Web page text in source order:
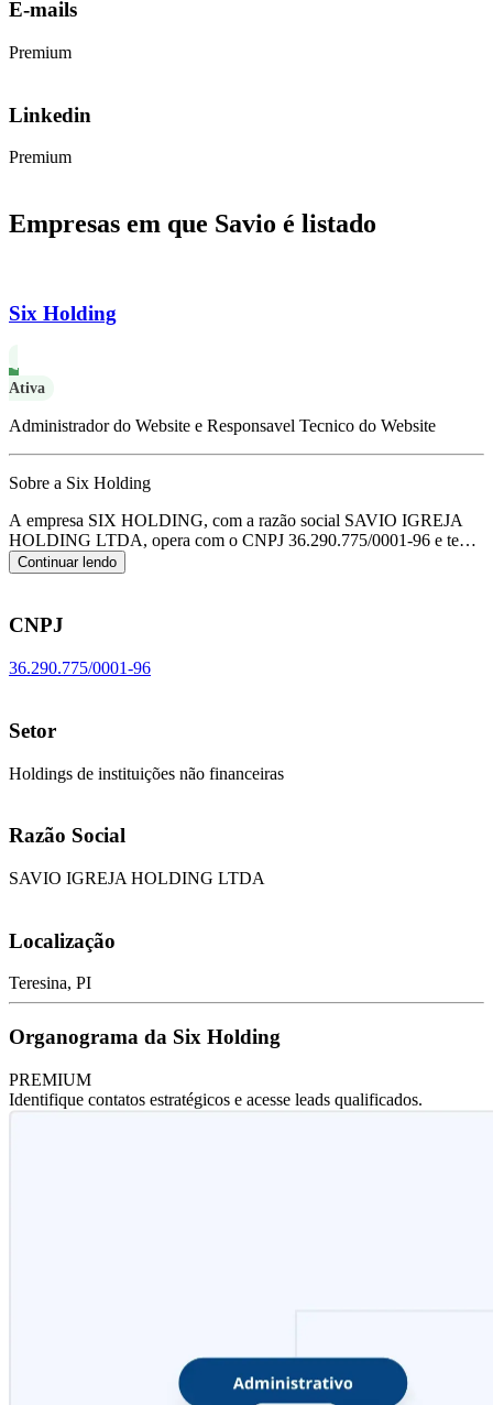
E-mails
Premium
Linkedin
Premium
Empresas em que Savio é listado
Six Holding
Ativa
Administrador do Website e Responsavel Tecnico do Website
Sobre a Six Holding
A empresa SIX HOLDING, com a razão social SAVIO IGREJA
HOLDING LTDA, opera com o CNPJ 36.290.775/0001-96 e tem
sua sede localizada em Teresina/PI.
de holdings de instituições não financeiras, de acordo com o código
Continuar lendo
CNPJ
36.290.775/0001-96
Setor
Holdings de instituições não financeiras
Razão Social
SAVIO IGREJA HOLDING LTDA
Localização
Teresina, PI
Organograma da Six Holding
PREMIUM
Identifique contatos estratégicos e acesse leads qualificados.